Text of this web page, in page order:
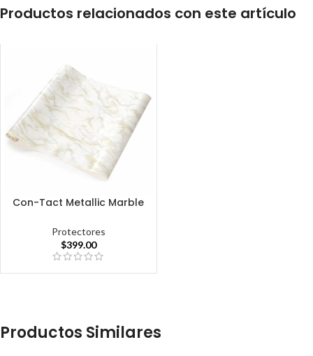
Productos relacionados con este artículo
Con-Tact Metallic Marble
Protectores
$399.00
Productos Similares